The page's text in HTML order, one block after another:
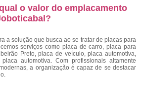
o valor do emplacamento
a solução que busca ao se tratar de placas para
serviços como placa de carro, placa para
Preto, placa de veículo, placa automotiva,
automotiva. Com profissionais altamente
a organização é capaz de se destacar